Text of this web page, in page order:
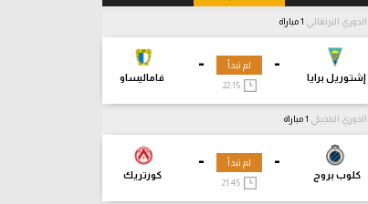
الدوري البرتغالي
-
إشتوريل برايا
-
فاماليساو
لم تبدأ
22:15
الدوري البلجيكي
-
كلوب بروج
-
كورتريك
لم تبدأ